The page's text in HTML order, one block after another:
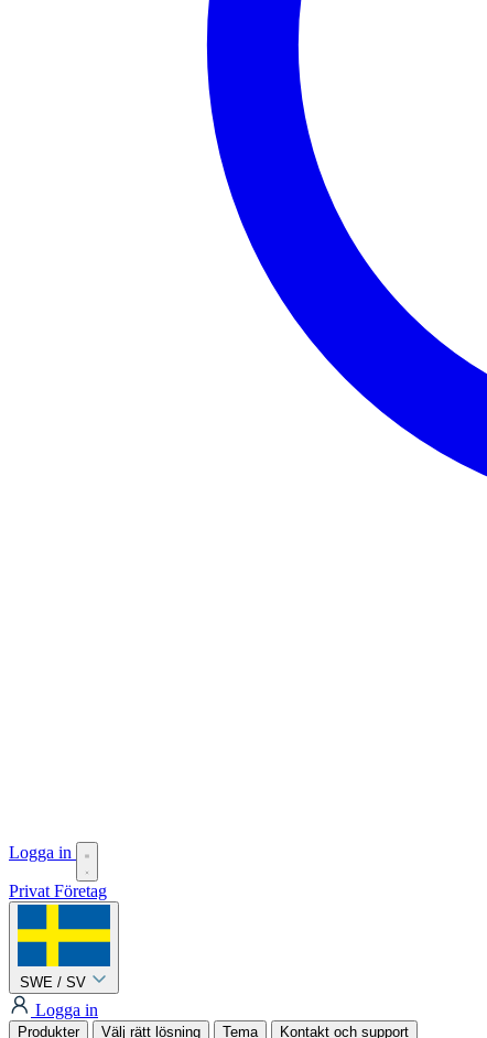
Logga in
Privat Företag
SWE / SV
Logga in
Produkter Välj rätt lösning Tema Kontakt och support